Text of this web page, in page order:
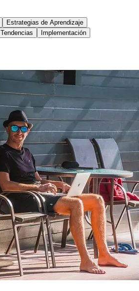
Estrategias de Aprendizaje
Tendencias Implementación